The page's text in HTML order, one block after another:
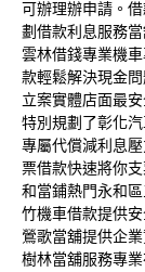
可辦理辦申請。
劃借款利息服務
雲林借錢專業機
款輕鬆解決現金
立案實體店面最
特別規劃了彰化
專屬代償減利息
票借款快速將你
和當鋪熱門永和
竹機車借款提供
鶯歌當舖提供企
樹林當舖服務專